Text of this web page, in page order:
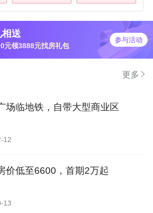
送
元领3888元找房礼包
参与活动
更多
场临地铁，自带大型商业区
12
价低至6600，首期2万起
13